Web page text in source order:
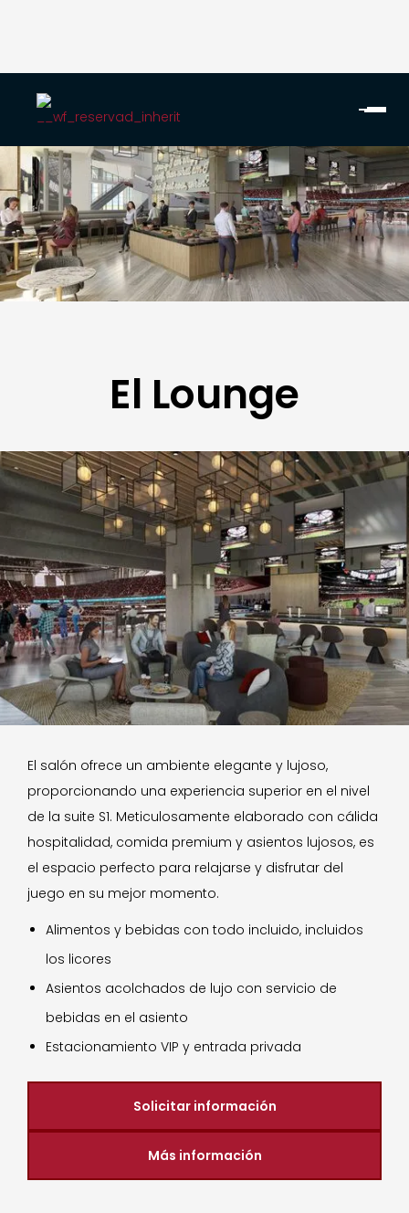
El Lounge
El salón ofrece un ambiente elegante y lujoso,
proporcionando una experiencia superior en el nivel
de la suite S1. Meticulosamente elaborado con cálida
hospitalidad, comida premium y asientos lujosos, es
el espacio perfecto para relajarse y disfrutar del
juego en su mejor momento.
Alimentos y bebidas con todo incluido, incluidos
los licores
Asientos acolchados de lujo con servicio de
bebidas en el asiento
Estacionamiento VIP y entrada privada
Solicitar información
Más información